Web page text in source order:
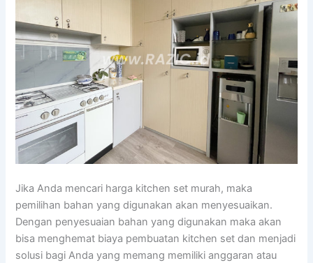
Jika Anda mencari harga kitchen set murah, maka
pemilihan bahan yang digunakan akan menyesuaikan.
Dengan penyesuaian bahan yang digunakan maka akan
bisa menghemat biaya pembuatan kitchen set dan menjadi
solusi bagi Anda yang memang memiliki anggaran atau